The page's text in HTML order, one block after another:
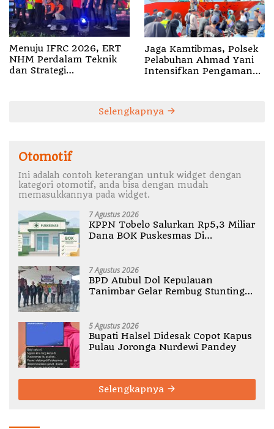
Menuju IFRC 2026, ERT
NHM Perdalam Teknik
dan Strategi
Jaga Kamtibmas, Polsek
Pelabuhan Ahmad Yani
Intensifkan Pengamanan
Selengkapnya
Otomotif
Ini adalah contoh keterangan untuk widget dengan
kategori otomotif, anda bisa dengan mudah
memasukkannya pada widget.
7 Agustus 2026
KPPN Tobelo Salurkan Rp5,3 Miliar
Dana BOK Puskesmas Di
7 Agustus 2026
BPD Atubul Dol Kepulauan
Tanimbar Gelar Rembug Stunting
5 Agustus 2026
Bupati Halsel Didesak Copot Kapus
Pulau Joronga Nurdewi Pandey
Selengkapnya